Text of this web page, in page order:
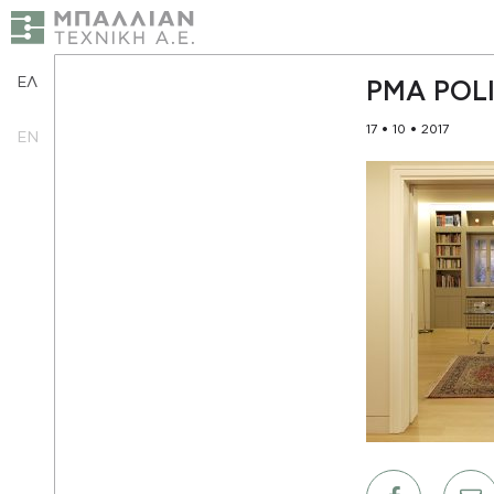
PMA
17 • 10 • 2017
ΕΛ
EN